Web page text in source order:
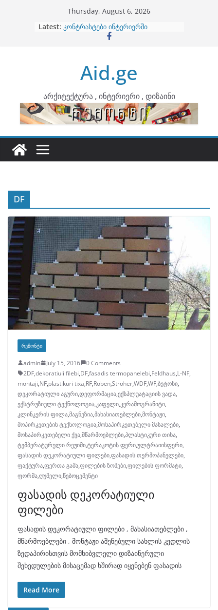
Thursday, August 6, 2026
Latest: ბინების გაერთიანება
კონტრასტები ინტერიერში
ინტერიერის დიზიანი
არტემიდი წარმოგიდგენთ
Aid.ge
არქიტექტურა , ინტერიერი , დიზაინი
DF
ᲠᲔᲛᲝᲜᲢᲘ
admin July 15, 2016
0 Comments
2DF,dekoratiuli filebi,DF,fasadis termopanelebi,Feldhaus,L-NF,
montaji,NF,plastikuri tixa,RF,Roben,Stroher,WDF,WF,ბეტონი,
დეკორატიული აგური,დეფორმაცია,ექსპლუატაციის ვადა,
ექსტრუზიული ტექნოლოგია,კაფელი,კერამოგრანიტი,
კლინკერის ფილა,მაგნეზია,მახასიათებლები,მონტაჟი,
მოპირკეთების ტექნოლოგია,მოსაპირკეთებელი მასალები,
მოსაპირკეთებელი ქვა,მწარმოებლები,პლასტიკური თიხა,
ტემპერატურული რეჟიმი,ტერაკოტის ფერი,ულტრაიისფერი,
ფასადის დეკორატიული ფილები,ფასადის თერმოპანელები,
ფაქტურა,ფერთა გამა,ფილების ზომები,ფილების ფორმატი,
ფორმა,ღუმელი,წებოცემენტი
ფასადის დეკორატიული
ფილები
ფასადის დეკორატიული ფილები , მახასიათებლები ,
მწარმოებლები , მონტაჟი აშენებული სახლის კედლის
ზედაპირისთვის მომხიბვლელი დიზაინერული
შეხედულების მისაცემად ხშირად იყენებენ ფასადის
Read More